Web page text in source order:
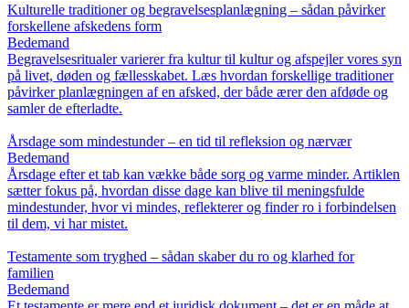
Kulturelle traditioner og begravelsesplanlægning – sådan påvirker
forskellene afskedens form
Bedemand
Begravelsesritualer varierer fra kultur til kultur og afspejler vores syn
på livet, døden og fællesskabet. Læs hvordan forskellige traditioner
påvirker planlægningen af en afsked, der både ærer den afdøde og
samler de efterladte.
Årsdage som mindestunder – en tid til refleksion og nærvær
Bedemand
Årsdage efter et tab kan vække både sorg og varme minder. Artiklen
sætter fokus på, hvordan disse dage kan blive til meningsfulde
mindestunder, hvor vi mindes, reflekterer og finder ro i forbindelsen
til dem, vi har mistet.
Testamente som tryghed – sådan skaber du ro og klarhed for
familien
Bedemand